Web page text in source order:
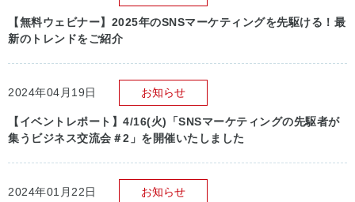
【無料ウェビナー】2025年のSNSマーケティングを先駆ける！最
新のトレンドをご紹介
2024年04月19日 お知らせ
【イベントレポート】4/16(火)「SNSマーケティングの先駆者が
集うビジネス交流会＃2」を開催いたしました
2024年01月22日 お知らせ